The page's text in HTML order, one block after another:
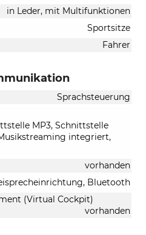
in Leder, mit Multifunktionen
Sportsitze
Fahrer
Sprachsteuerung
MP3, Schnittstelle
integriert,
vorhanden
Bluetooth
(Virtual Cockpit)
vorhanden